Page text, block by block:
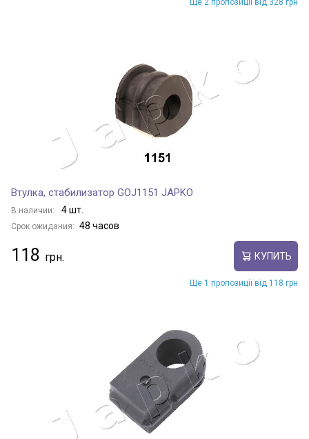
Ще 2 пропозиції від 328 грн
Втулка, стабилизатор GOJ1151 JAPKO
В наличии: 4 шт.
Срок ожидания: 48 часов
118 КУПИТЬ
Ще 1 пропозиції від 118 грн